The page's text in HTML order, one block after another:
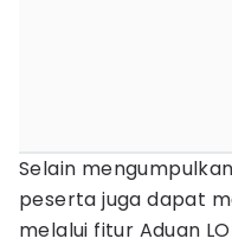
Selain
peserta juga dapat
melalui fitur Aduan